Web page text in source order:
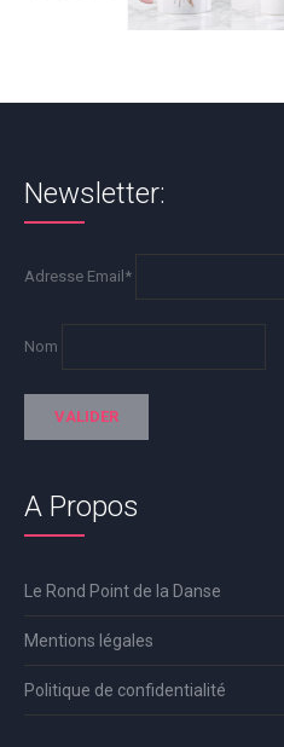
Newsletter:
Adresse Email*
Nom
A Propos
Le Rond Point de la Danse
Mentions légales
Politique de confidentialité